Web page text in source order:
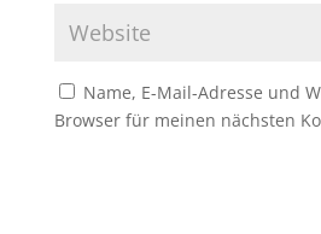
Name, E-Mail-Adresse und
Browser für meinen nächsten